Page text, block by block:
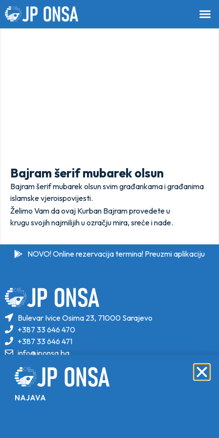
Bajram šerif mubarek olsun
Bajram šerif mubarek olsun svim građankama i građanima
islamske vjeroispovijesti.
Želimo Vam da ovaj Kurban Bajram provedete u
krugu svojih najmilijih u ozračju mira, sreće i nade.
NOVO! Online rezervacija termina! Preuzmi aplikaciju
Bulevar Ivice Osima 23, 71000 Sarajevo
+387 33 646 470
+387 33 646 471
info@jponsa.ba
©Copyright 2024. All Rights Reserved.
Design, Development & Maintenance By
NAJAVA